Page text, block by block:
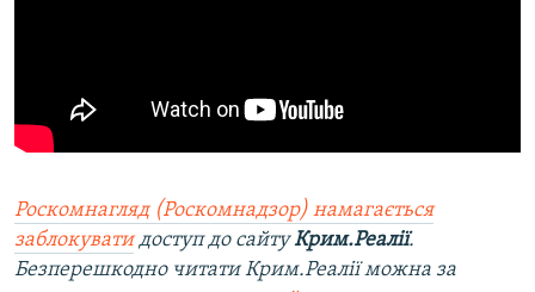
Роскомнагляд (Роскомнадзор) намагається
заблокуватидоступ до сайтуКрим.Реалії.
Безперешкодно читати Крим.Реалії можна за